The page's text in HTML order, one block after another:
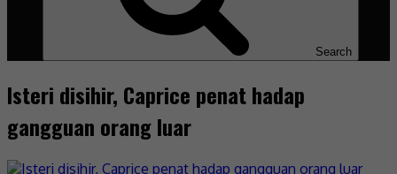
Search
Isteri disihir, Caprice penat hadap
gangguan orang luar